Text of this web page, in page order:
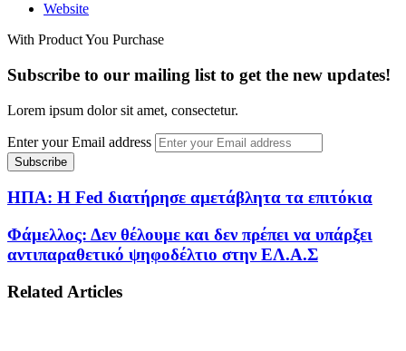
Website
With Product You Purchase
Subscribe to our mailing list to get the new updates!
Lorem ipsum dolor sit amet, consectetur.
Enter your Email address
ΗΠΑ: Η Fed διατήρησε αμετάβλητα τα επιτόκια
Φάμελλος: Δεν θέλουμε και δεν πρέπει να υπάρξει
αντιπαραθετικό ψηφοδέλτιο στην ΕΛ.Α.Σ
Related Articles